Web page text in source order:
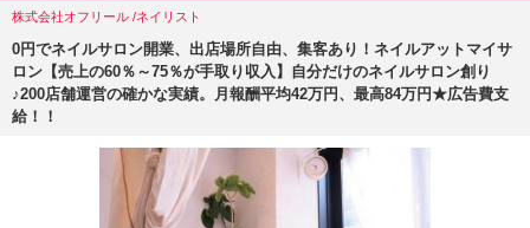
株式会社オフリール /ネイリスト
0円でネイルサロン開業、出店場所自由、集客あり！ネイルアットマイサ
ロン【売上の60％～75％が手取り収入】自分だけのネイルサロン創り
♪200店舗運営の確かな実績。月報酬平均42万円、最高84万円★広告費支
給！！